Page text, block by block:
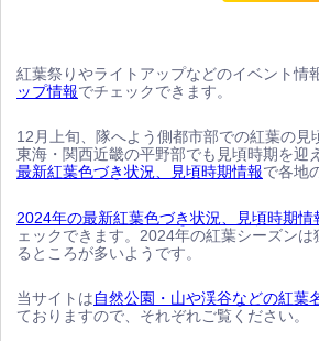
紅葉祭りやライトアップなどのイベント情
ップ情報でチェックできます。
12月上旬、隊へよう側都市部での紅葉の
東海・関西近畿の平野部でも見頃時期を迎
最新紅葉色づき状況、見頃時期情報で各地
2024年の最新紅葉色づき状況、見頃時期情
ェックできます。2024年の紅葉シーズン
るところが多いようです。
当サイトは自然公園・山や渓谷などの紅葉
ておりますので、それぞれご覧ください。